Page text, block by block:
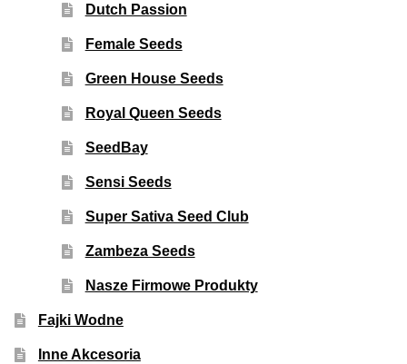
Dutch Passion
Female Seeds
Green House Seeds
Royal Queen Seeds
SeedBay
Sensi Seeds
Super Sativa Seed Club
Zambeza Seeds
Nasze Firmowe Produkty
Fajki Wodne
Inne Akcesoria